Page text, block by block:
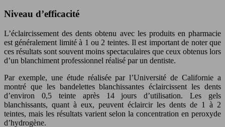
Niveau d’efficacité
L’éclaircissement des dents obtenu avec les produits en pharmacie
est généralement limité à 1 ou 2 teintes. Il est important de noter que
ces résultats sont souvent moins spectaculaires que ceux obtenus lors
d’un blanchiment professionnel réalisé par un dentiste.
Par exemple, une étude réalisée par l’Université de Californie a
montré que les bandelettes blanchissantes éclaircissent les dents
d’environ 0,5 teinte après 14 jours d’utilisation. Les gels
blanchissants, quant à eux, peuvent éclaircir les dents de 1 à 2
teintes, mais les résultats varient selon la concentration en peroxyde
d’hydrogène.